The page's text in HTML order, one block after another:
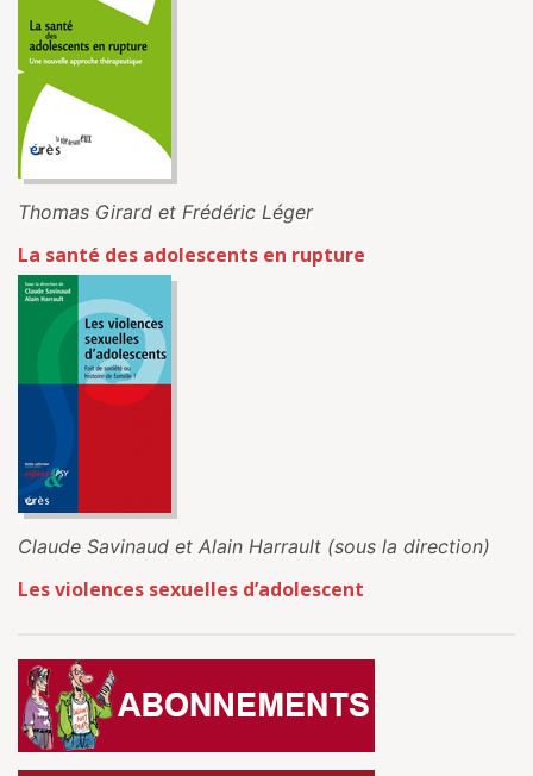
Thomas Girard et Frédéric Léger
La santé des adolescents en rupture
Claude Savinaud et Alain Harrault (sous la direction)
Les violences sexuelles d’adolescent